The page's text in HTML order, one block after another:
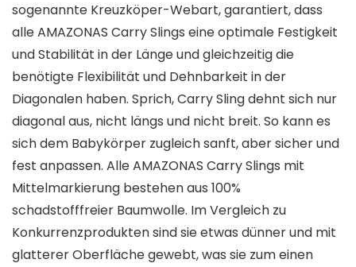
sogenannte Kreuzköper-Webart, garantiert, dass
alle AMAZONAS Carry Slings eine optimale Festigkeit
und Stabilität in der Länge und gleichzeitig die
benötigte Flexibilität und Dehnbarkeit in der
Diagonalen haben. Sprich, Carry Sling dehnt sich nur
diagonal aus, nicht längs und nicht breit. So kann es
sich dem Babykörper zugleich sanft, aber sicher und
fest anpassen. Alle AMAZONAS Carry Slings mit
Mittelmarkierung bestehen aus 100%
schadstofffreier Baumwolle. Im Vergleich zu
Konkurrenzprodukten sind sie etwas dünner und mit
glatterer Oberfläche gewebt, was sie zum einen